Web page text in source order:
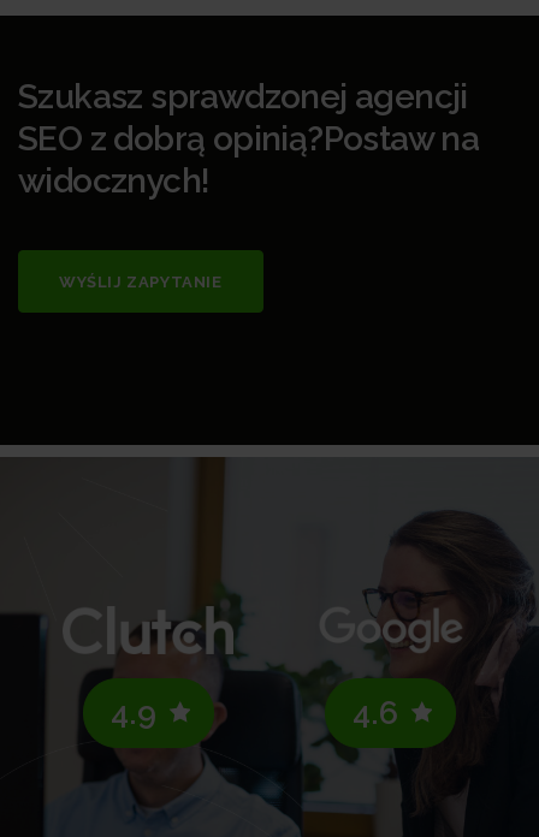
Szukasz sprawdzonej agencji
SEO z dobrą opinią?Postaw na
widocznych!
WYŚLIJ ZAPYTANIE
4.9 4.6